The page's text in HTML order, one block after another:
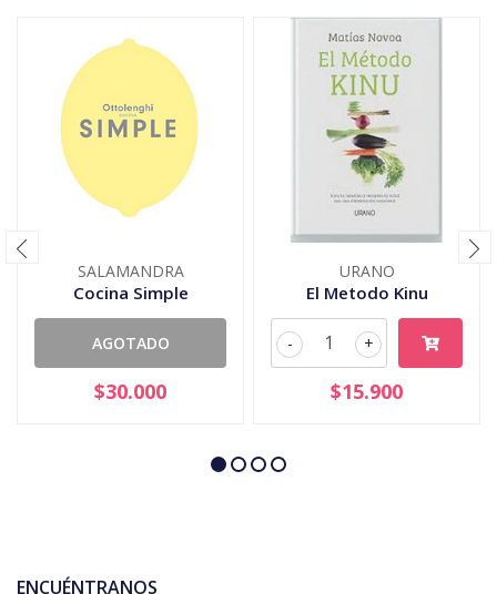
SALAMANDRA
Cocina Simple
AGOTADO
$30.000
URANO
El Metodo Kinu
+
-
$15.900
ENCUÉNTRANOS